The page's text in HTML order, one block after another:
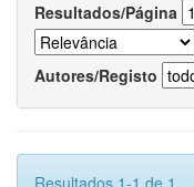
Resultados/Página
Autores/Registo
Resultados 1-1 de 1.